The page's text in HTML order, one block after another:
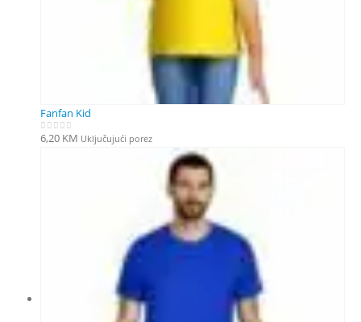
Fanfan Kid
0out of 5
6,20 KM Uključujući porez